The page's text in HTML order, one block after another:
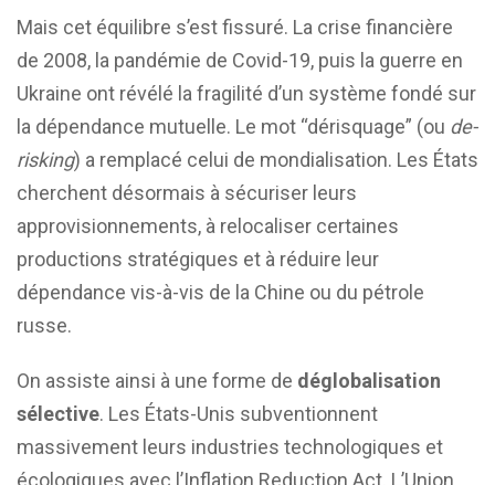
Mais cet équilibre s’est fissuré. La crise financière
de 2008, la pandémie de Covid-19, puis la guerre en
Ukraine ont révélé la fragilité d’un système fondé sur
la dépendance mutuelle. Le mot “dérisquage” (ou de-
risking) a remplacé celui de mondialisation. Les États
cherchent désormais à sécuriser leurs
approvisionnements, à relocaliser certaines
productions stratégiques et à réduire leur
dépendance vis-à-vis de la Chine ou du pétrole
russe.
On assiste ainsi à une forme de déglobalisation
sélective. Les États-Unis subventionnent
massivement leurs industries technologiques et